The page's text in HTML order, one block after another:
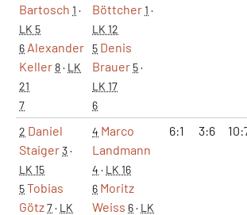
Bartosch 1 ·
LK 5
6 Alexander
Keller8· LK
21
7
Böttcher1 ·
LK 12
5 Denis
Brauer 5·
LK 17
6
2 Daniel
Staiger3·
LK 15
5Tobias
Götz7· LK
4 Marco
Landmann
4 · LK 16
6 Moritz
Weiss 6· LK
6:1 3:6